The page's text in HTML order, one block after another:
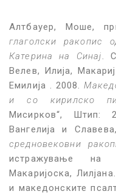
Алтбауер, Моше,
глаголски ракопис
Катерина на Синај .
Велев, Илија,
Емилија . 2008.
и со кирилско
Мисирков“, Штип:
Вангелија и
средновековни
истражување на
Макаријоска,
и македонските